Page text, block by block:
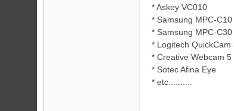
* Askey VC010
* Samsung MPC-C10
* Samsung MPC-C30
* Logitech QuickCam
* Creative Webcam 5
* Sotec Afina Eye
* etc..........